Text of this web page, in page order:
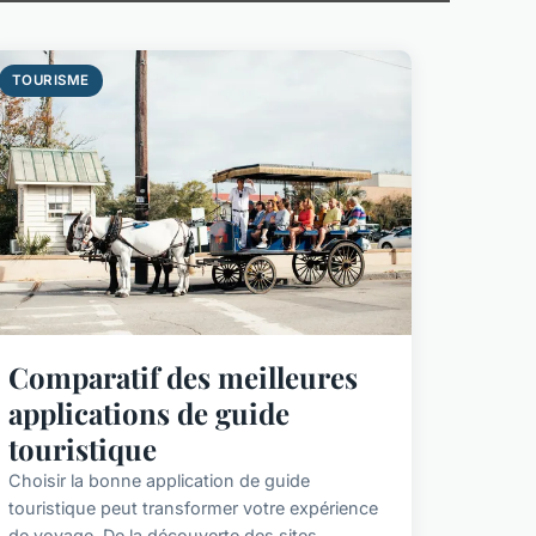
TOURISME
Comparatif des meilleures
applications de guide
touristique
Choisir la bonne application de guide
touristique peut transformer votre expérience